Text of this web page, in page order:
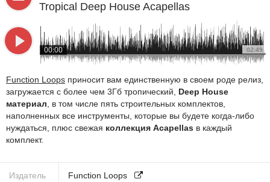
Tropical Deep House Acapellas
02:49
00:00
Function Loops приносит вам единственную в своем роде релиз,
загружается с более чем 3Гб тропический, Deep House
материал , в том числе пять строительных комплектов,
наполненных все инструменты, которые вы будете когда-либо
нуждаться, плюс свежая коллекция Acapellas в каждый
комплект.
Издатель Function Loops